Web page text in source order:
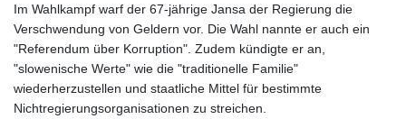
Im Wahlkampf warf der 67-jährige Jansa der Regierung die
Verschwendung von Geldern vor. Die Wahl nannte er auch ein
"Referendum über Korruption". Zudem kündigte er an,
"slowenische Werte" wie die "traditionelle Familie"
wiederherzustellen und staatliche Mittel für bestimmte
Nichtregierungsorganisationen zu streichen.